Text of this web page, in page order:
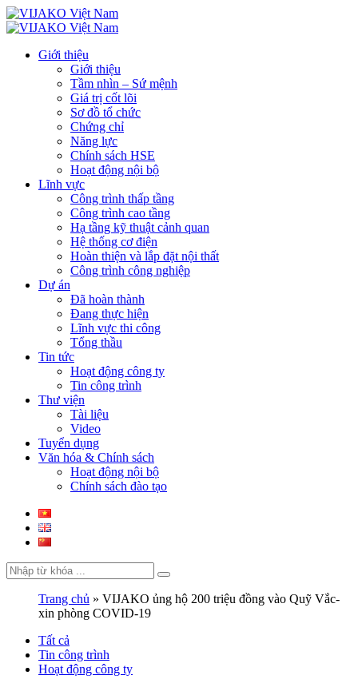
Giới thiệu
Giới thiệu
Tầm nhìn – Sứ mệnh
Giá trị cốt lõi
Sơ đồ tổ chức
Chứng chỉ
Năng lực
Chính sách HSE
Hoạt động nội bộ
Lĩnh vực
Công trình thấp tầng
Công trình cao tầng
Hạ tầng kỹ thuật cảnh quan
Hệ thống cơ điện
Hoàn thiện và lắp đặt nội thất
Công trình công nghiệp
Dự án
Đã hoàn thành
Đang thực hiện
Lĩnh vực thi công
Tổng thầu
Tin tức
Hoạt động công ty
Tin công trình
Thư viện
Tài liệu
Video
Tuyển dụng
Văn hóa & Chính sách
Hoạt động nội bộ
Chính sách đào tạo
Trang chủ » VIJAKO ủng hộ 200 triệu đồng vào Quỹ Vắc-
xin phòng COVID-19
Tất cả
Tin công trình
Hoạt động công ty